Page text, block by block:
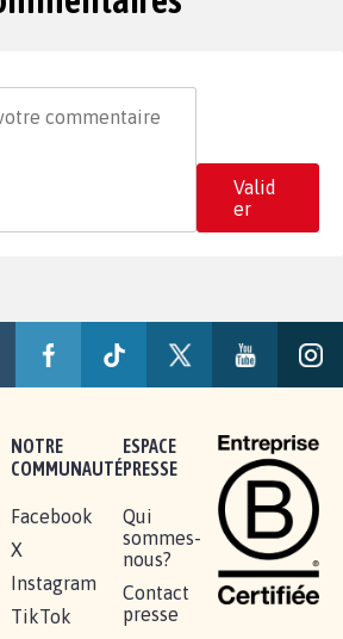
Valid
er
NOTRE
COMMUNAUTÉ
Facebook
X
Instagram
TikTok
ESPACE
PRESSE
Qui
sommes-
nous?
Contact
presse